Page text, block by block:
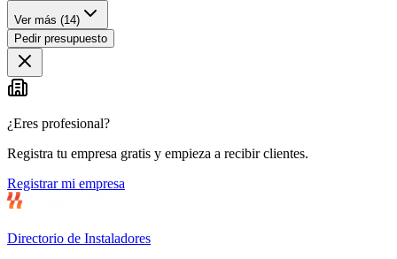
Ver más (14)
Pedir presupuesto
¿Eres profesional?
Registra tu empresa gratis y empieza a recibir clientes.
Registrar mi empresa
Directorio de Instaladores